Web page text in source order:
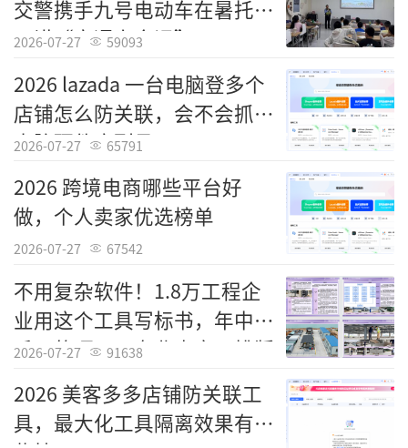
从通用能力走向垂直深度落地,为高并发、地图
依赖、社交互动类复杂业务提供了可复制、可
推广的实践路径。其技术理念与成熟方案可直
接输出至全球市场,为美国互联网产业、出行平
台、社交产品带来显著的降本增效与体验升级
价值,持续推动行业向更高效、更普惠、更创新
的方向演进,具备长期且广泛的行业与社会意
义。(文/张恬)
【刘宇恒简介】
刘宇恒是深耕互联网高并发分布式系统、
企业级低代码架构领域的资深复合型技术专家,
拥有浙江大学软件工程硕士学位,从业五年先后
任职猿辅导、阿里高德、小红书头部平台,主导
十万级 QPS 核心系统从零搭建与重构,自研共
交警携手九号电动车在暑托班
开讲“交通安全课”
2026-07-27 59093
2026 lazada 一台电脑登多个
店铺怎么防关联，会不会抓取
电脑硬件序列号
2026-07-27 65791
2026 跨境电商哪些平台好
做，个人卖家优选榜单
2026-07-27 67542
不用复杂软件！1.8万工程企
业用这个工具写标书，年中近
千万的项目：专业内容，排版
2026-07-27 91638
2026 美客多多店铺防关联工
具，最大化工具隔离效果有哪